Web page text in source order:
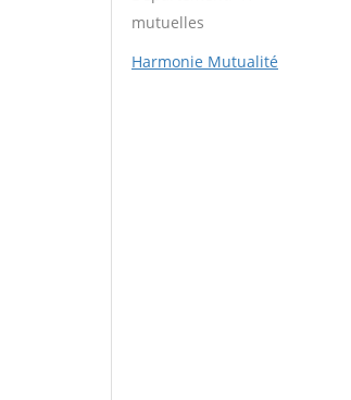
mutuelles
Harmonie Mutualité